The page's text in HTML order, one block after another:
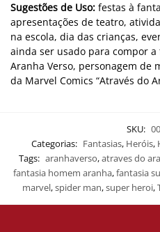
Sugestões de Uso: festas à
apresentações de teatro,
na escola, dia das crianças,
ainda ser usado para compor
Aranha Verso, personagem de
da Marvel Comics “Através do
SKU:
Categorias: Fantasias, Heróis,
Tags: aranhaverso,atraves do
fantasia homem aranha,fantasia
marvel,spider man,super heroi,